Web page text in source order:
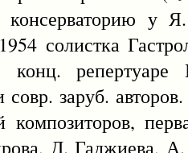
консерваторию
солистка
конц.
совр. заруб.
композиторов,
Д. Гаджиева, А.